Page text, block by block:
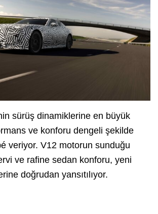
sürüş dinamiklerine en büyük
ve konforu dengeli şekilde
veriyor. V12 motorun sunduğu
ve rafine sedan konforu, yeni
doğrudan yansıtılıyor.